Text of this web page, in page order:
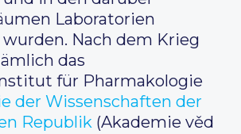
Laboratorien
Nach dem Krieg
das
für Pharmakologie
der Wissenschaften der
Republik (Akademie věd